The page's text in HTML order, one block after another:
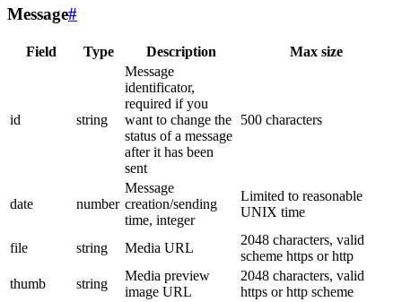
Message#
Field Type Description Max size
id string
Message
identificator,
required if you
want to change the
status of a message
after it has been
sent
500 characters
date number
Message
creation/sending
time, integer
Limited to reasonable
UNIX time
file string Media URL
2048 characters, valid
scheme https or http
thumb
string
Media preview
image URL
2048 characters, valid
https or http scheme